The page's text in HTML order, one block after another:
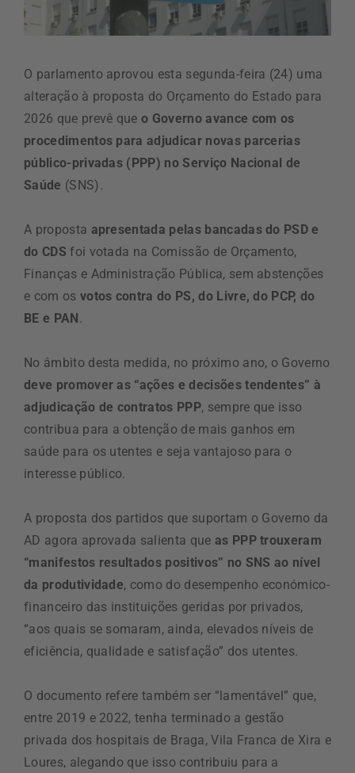
O parlamento aprovou esta segunda-feira (24) uma
alteração à proposta do Orçamento do Estado para
2026 que prevê queo Governo avance com os
procedimentos para adjudicar novas parcerias
público-privadas (PPP) no Serviço Nacional de
Saúde (SNS).
A proposta apresentada pelas bancadas do PSD e
do CDS foi votada na Comissão de Orçamento,
Finanças e Administração Pública, sem abstenções
e com os votos contra do PS, do Livre, do PCP, do
BE e PAN.
No âmbito desta medida, no próximo ano, o Governo
deve promover as “ações e decisões tendentes” à
adjudicação de contratos PPP, sempre que isso
contribua para a obtenção de mais ganhos em
saúde para os utentes e seja vantajoso para o
interesse público.
A proposta dos partidos que suportam o Governo da
AD agora aprovada salienta que as PPP trouxeram
“manifestos resultados positivos” no SNS ao nível
da produtividade, como do desempenho económico-
financeiro das instituições geridas por privados,
“aos quais se somaram, ainda, elevados níveis de
eficiência, qualidade e satisfação” dos utentes.
O documento refere também ser “lamentável” que,
entre 2019 e 2022, tenha terminado a gestão
privada dos hospitais de Braga, Vila Franca de Xira e
Loures, alegando que isso contribuiu para a